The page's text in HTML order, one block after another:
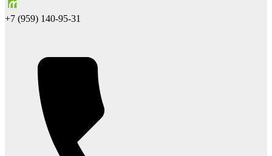
+7 (959) 140-95-31